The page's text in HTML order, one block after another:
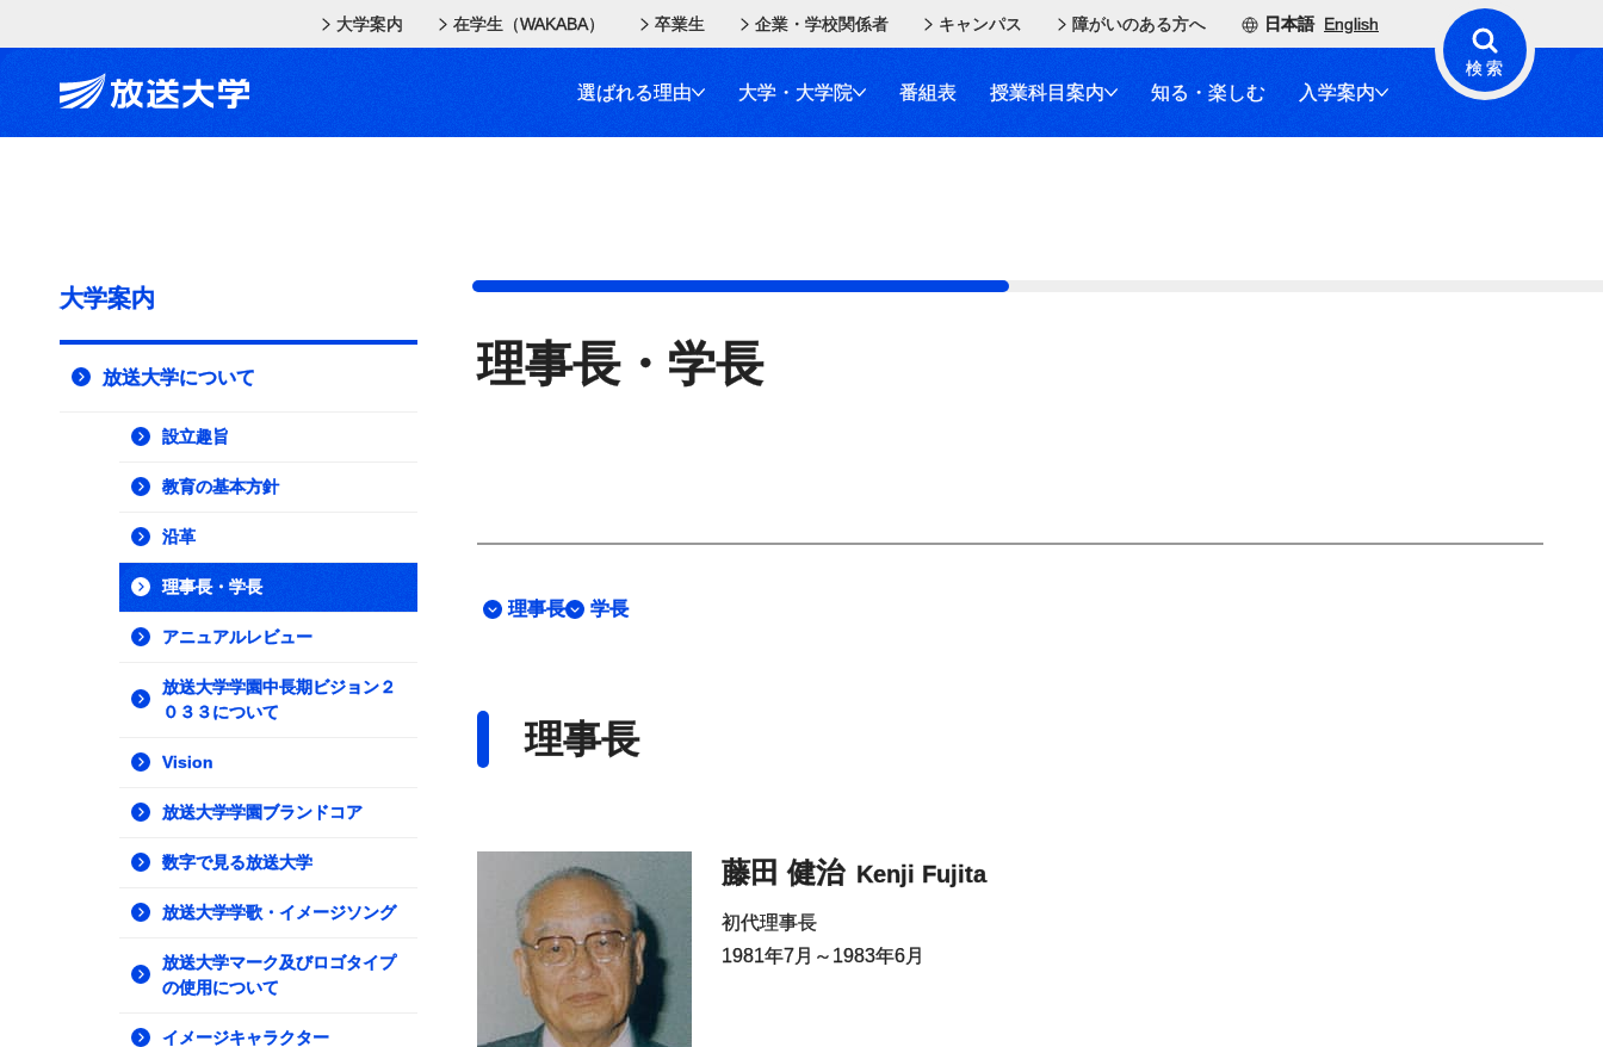
スクリーンリーダーでご覧の方へ
大学案内 在学生（WAKABA） 卒業生 企業・学校関係者 キャンパス 障がいのある方へ 日本語 English
選ばれる理由 大学・大学院 番組表 授業科目案内 知る・楽しむ 入学案内
検索
理事長・学長
理事長 学長
理事長
藤田 健治 Kenji Fujita
初代理事長
1981年7月～1983年6月
大学案内
放送大学について
設立趣旨
教育の基本方針
沿革
理事長・学長
アニュアルレビュー
放送大学学園中長期ビジョン２
０３３について
Vision
放送大学学園ブランドコア
数字で見る放送大学
放送大学学歌・イメージソング
放送大学マーク及びロゴタイプ
の使用について
イメージキャラクター